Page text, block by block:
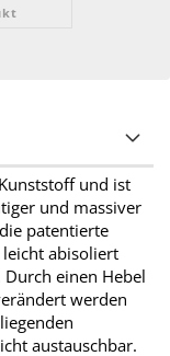
und ist
und massiver
patentierte
leicht abisoliert
einen Hebel
werden
austauschbar.